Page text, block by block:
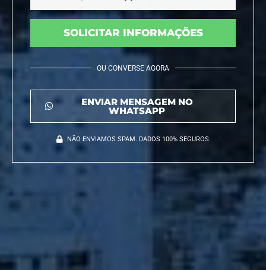
SOLICITAR INFORMAÇÕES
OU CONVERSE AGORA
ENVIAR MENSAGEM NO
WHATSAPP
NÃO ENVIAMOS SPAM. DADOS 100% SEGUROS.